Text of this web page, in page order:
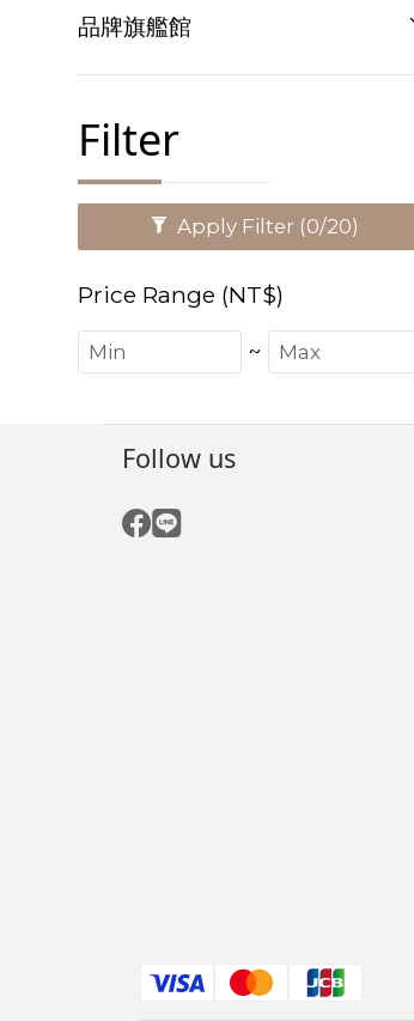
品牌旗艦館
Filter
Apply Filter (0/20)
Price Range (NT$)
~
Follow us